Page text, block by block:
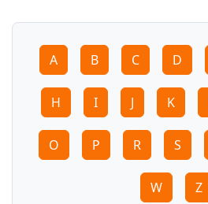
A B C D
H I J K
O P R S
W Z